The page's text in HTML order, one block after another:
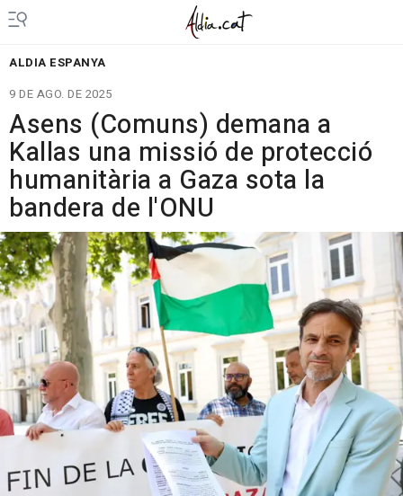
ALDIA ESPANYA
9 DE AGO. DE 2025
Asens (Comuns) demana a
Kallas una missió de protecció
humanitària a Gaza sota la
bandera de l'ONU